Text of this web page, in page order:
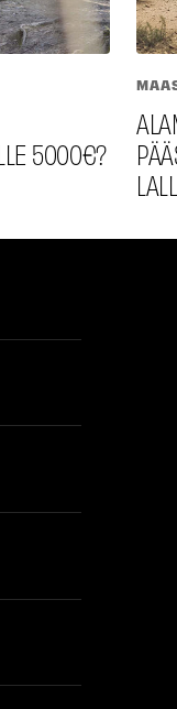
5000€?